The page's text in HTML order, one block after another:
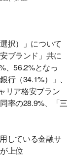
択）」について
ブランド」共に
、56.2%となっ
行（34.1%）」、
リア格安ブラン
率の28.9%、「三
している金融サ
上位